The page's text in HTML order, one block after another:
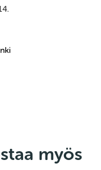
myös